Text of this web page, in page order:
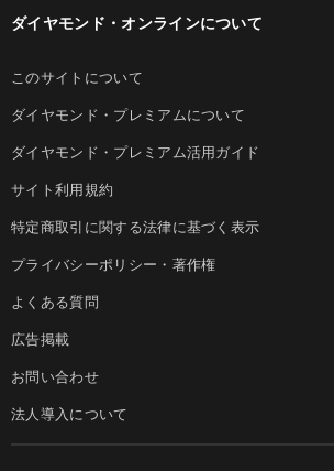
ダイヤモンド・オンラインについて
このサイトについて
ダイヤモンド・プレミアムについて
ダイヤモンド・プレミアム活用ガイド
サイト利用規約
特定商取引に関する法律に基づく表示
プライバシーポリシー・著作権
よくある質問
広告掲載
お問い合わせ
法人導入について